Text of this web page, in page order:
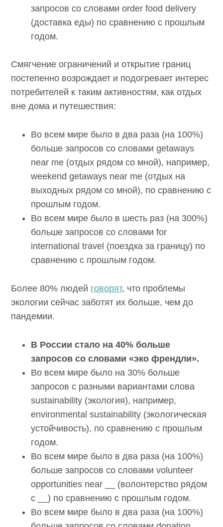
запросов со словами order food delivery
(доставка еды) по сравнению с прошлым
годом.
Смягчение ограничений и открытие границ
постепенно возрождает и подогревает интерес
потребителей к таким активностям, как отдых
вне дома и путешествия:
Во всем мире было в два раза (на 100%)
больше запросов со словами getaways
near me (отдых рядом со мной), например,
weekend getaways near me (отдых на
выходных рядом со мной), по сравнению с
прошлым годом.
Во всем мире было в шесть раз (на 300%)
больше запросов со словами for
international travel (поездка за границу) по
сравнению с прошлым годом.
Более 80% людей говорят, что проблемы
экологии сейчас заботят их больше, чем до
пандемии.
В России стало на 40% больше
запросов со словами «эко френдли».
Во всем мире было на 30% больше
запросов с разными вариантами слова
sustainability (экология), например,
environmental sustainability (экологическая
устойчивость), по сравнению с прошлым
годом.
Во всем мире было в два раза (на 100%)
больше запросов со словами volunteer
opportunities near __ (волонтерство рядом
с __) по сравнению с прошлым годом.
Во всем мире было в два раза (на 100%)